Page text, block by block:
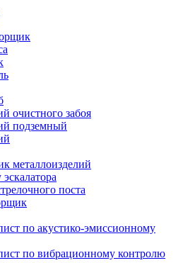
очистного забоя
подземный
металлоизделий
поста
по акустико-эмиссионному
по вибрационному контролю